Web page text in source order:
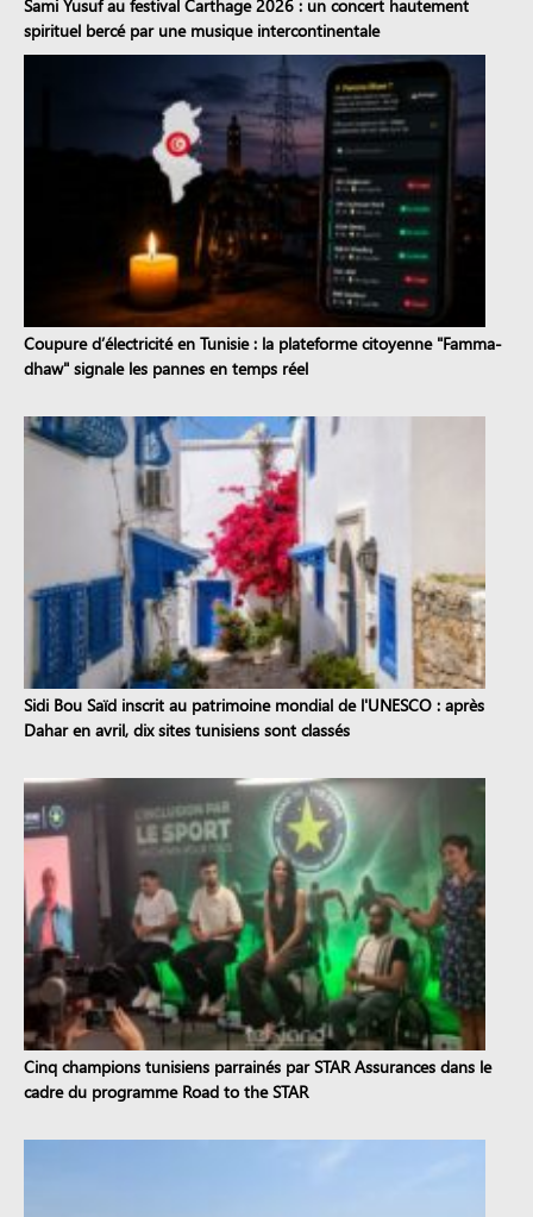
Sami Yusuf au festival Carthage 2026 : un concert hautement
spirituel bercé par une musique intercontinentale
Coupure d’électricité en Tunisie : la plateforme citoyenne "Famma-
dhaw" signale les pannes en temps réel
Sidi Bou Saïd inscrit au patrimoine mondial de l'UNESCO : après
Dahar en avril, dix sites tunisiens sont classés
Cinq champions tunisiens parrainés par STAR Assurances dans le
cadre du programme Road to the STAR